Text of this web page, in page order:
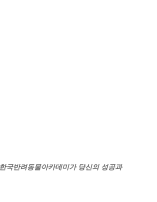
한국반려동물아카데미가 당신의 성공과